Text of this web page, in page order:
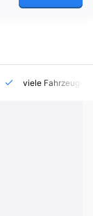
viele Fahrzeuge auf